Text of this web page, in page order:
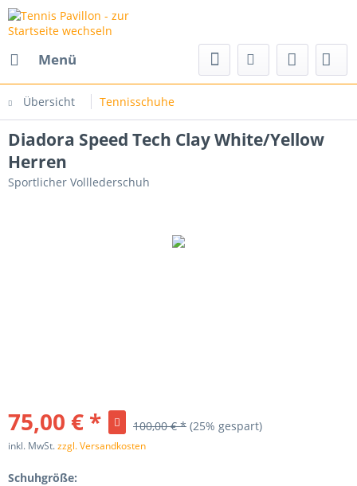
Menü
Übersicht Tennisschuhe
Diadora Speed Tech Clay White/Yellow
Herren
Sportlicher Volllederschuh
75,00 € * 100,00 € * (25% gespart)
inkl. MwSt.zzgl. Versandkosten
Schuhgröße: